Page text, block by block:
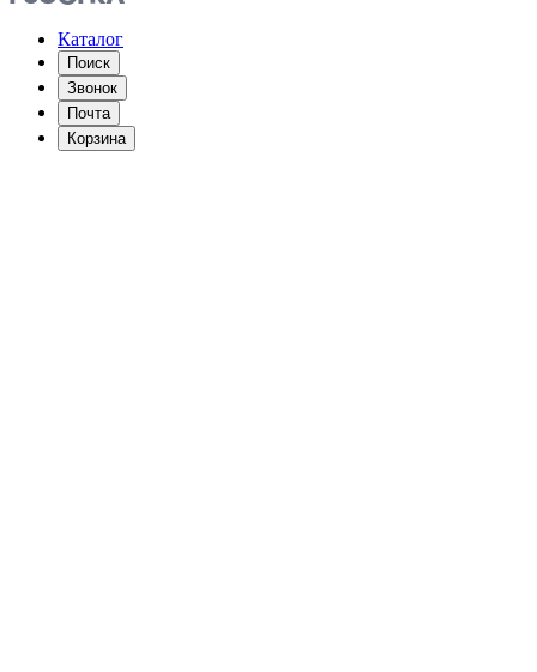
Каталог
Поиск
Звонок
Почта
Корзина